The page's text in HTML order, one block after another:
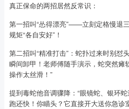
真正保命的两招居然反常识：
第一招叫“怂得漂亮”——立刻定格慢退
规矩“各自安好”！
第二招叫“精准打击”：蛇扑过来时别怼
瞬间卸甲！老师傅随手演示，蛇突然瘫
操作太丝滑！”
提到毒蛇他音调骤降：“眼镜蛇、银环
跑还快！你瞄头？它直接开大送你急诊